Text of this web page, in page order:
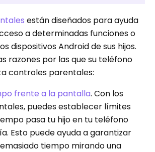
están diseñados para ayuda
a determinadas funciones o
dispositivos Android de sus hijos.
razones por las que su teléfono
controles parentales:
frente a la pantalla. Con los
puedes establecer límites
pasa tu hijo en tu teléfono
Esto puede ayuda a garantizar
tiempo mirando una